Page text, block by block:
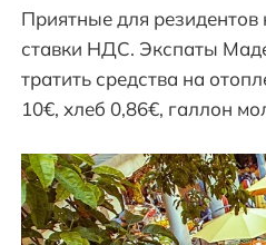
Приятные для
ставки НДС. Экспаты
тратить средства на
10€, хлеб 0,86€, галлон